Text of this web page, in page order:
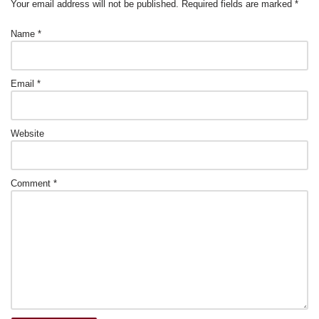
Your email address will not be published. Required fields are marked *
Name *
Email *
Website
Comment *